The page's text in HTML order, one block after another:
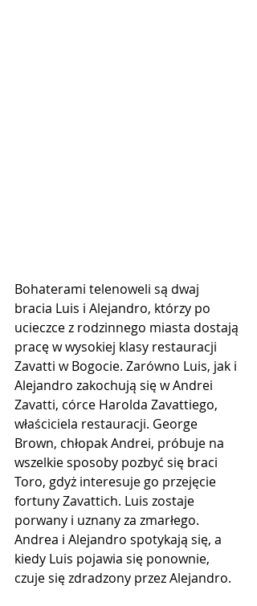
Bohaterami telenoweli są dwaj
bracia Luis i Alejandro, którzy po
ucieczce z rodzinnego miasta dostają
pracę w wysokiej klasy restauracji
Zavatti w Bogocie. Zarówno Luis, jak i
Alejandro zakochują się w Andrei
Zavatti, córce Harolda Zavattiego,
właściciela restauracji. George
Brown, chłopak Andrei, próbuje na
wszelkie sposoby pozbyć się braci
Toro, gdyż interesuje go przejęcie
fortuny Zavattich. Luis zostaje
porwany i uznany za zmarłego.
Andrea i Alejandro spotykają się, a
kiedy Luis pojawia się ponownie,
czuje się zdradzony przez Alejandro.